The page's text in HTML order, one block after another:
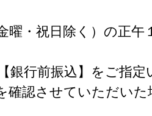
・祝日除く）の正午
行前振込】をご指定
確認させていただいた